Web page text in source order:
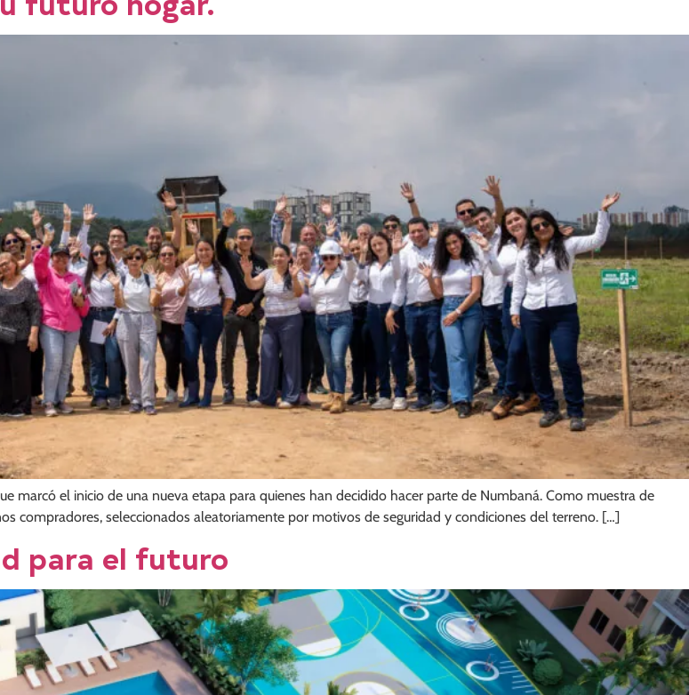
marcó el inicio de una nueva etapa para quienes han decidido hacer parte de Numbaná. Como muestra de
compradores, seleccionados aleatoriamente por motivos de seguridad y condiciones del terreno. […]
para el futuro